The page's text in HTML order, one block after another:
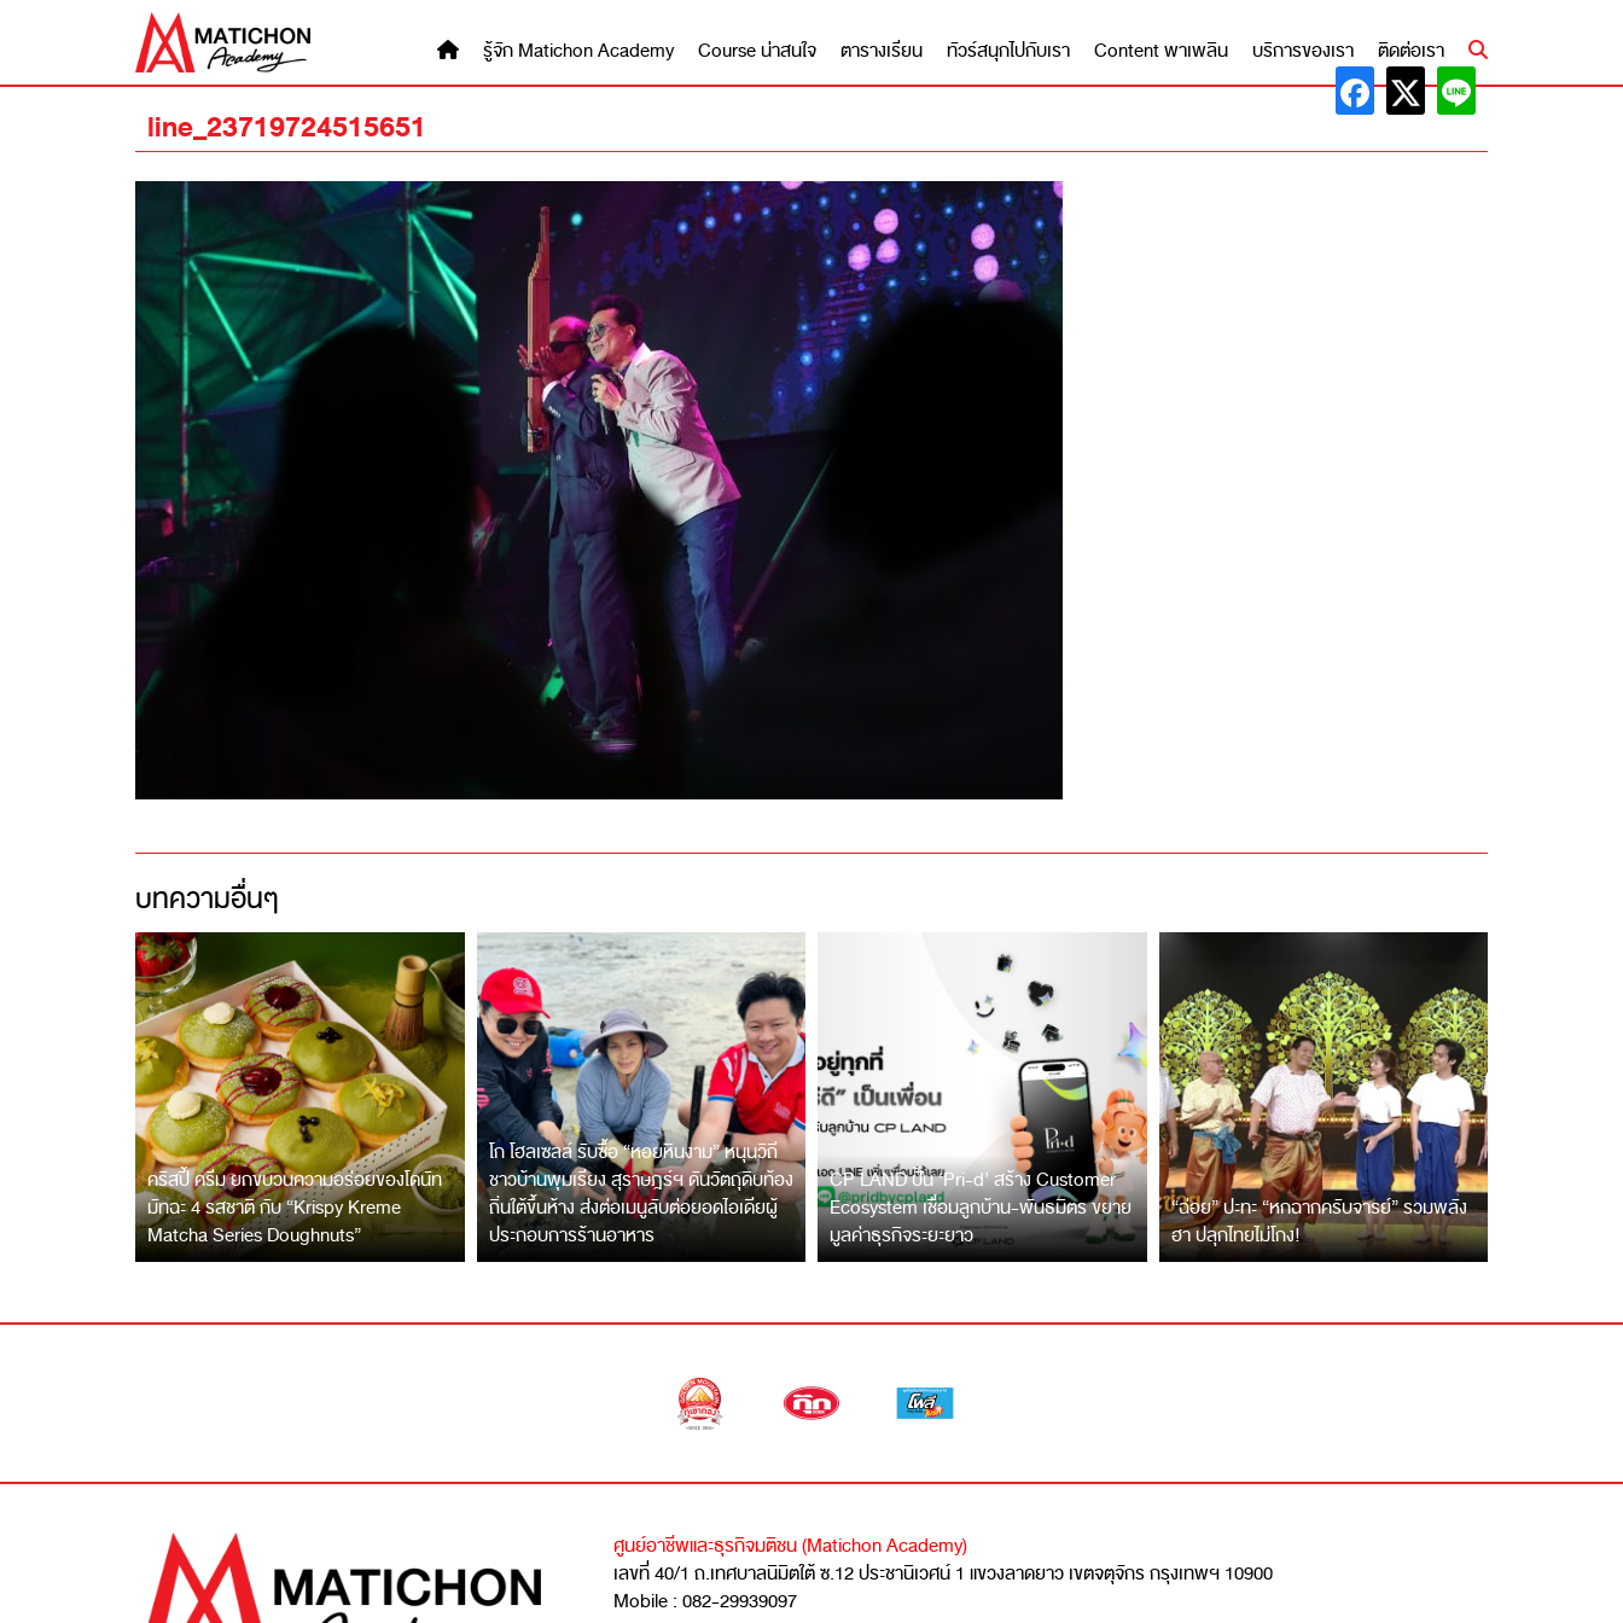
รู้จัก Matichon Academy Course น่าสนใจ ตารางเรียน ทัวร์สนุกไปกับเรา Content พาเพลิน บริการของเรา ติดต่อเรา
line_23719724515651
บทความอื่นๆ
คริสปี้ ครีม ยกขบวนความอร่อยของโดนัท
มัทฉะ 4 รสชาติ กับ “Krispy Kreme
Matcha Series Doughnuts”
โก โฮลเซลล์ รับซื้อ “หอยหินงาม” หนุนวิถี
ชาวบ้านพุมเรียง สุราษฎร์ฯ ดันวัตถุดิบท้อง
ถิ่นใต้ขึ้นห้าง ส่งต่อเมนูลับต่อยอดไอเดียผู้
ประกอบการร้านอาหาร
CP LAND ปั้น ‘Pri-d’ สร้าง Customer
Ecosystem เชื่อมลูกบ้าน-พันธมิตร ขยาย
มูลค่าธุรกิจระยะยาว
“ฉ่อย” ปะทะ “หกฉากครับจารย์” รวมพลัง
ฮา ปลุกไทยไม่โกง!
ศูนย์อาชีพและธุรกิจมติชน (Matichon Academy)
เลขที่ 40/1 ถ.เทศบาลนิมิตใต้ ซ.12 ประชานิเวศน์ 1 แขวงลาดยาว เขตจตุจักร กรุงเทพฯ 10900
Mobile : 082-29939097